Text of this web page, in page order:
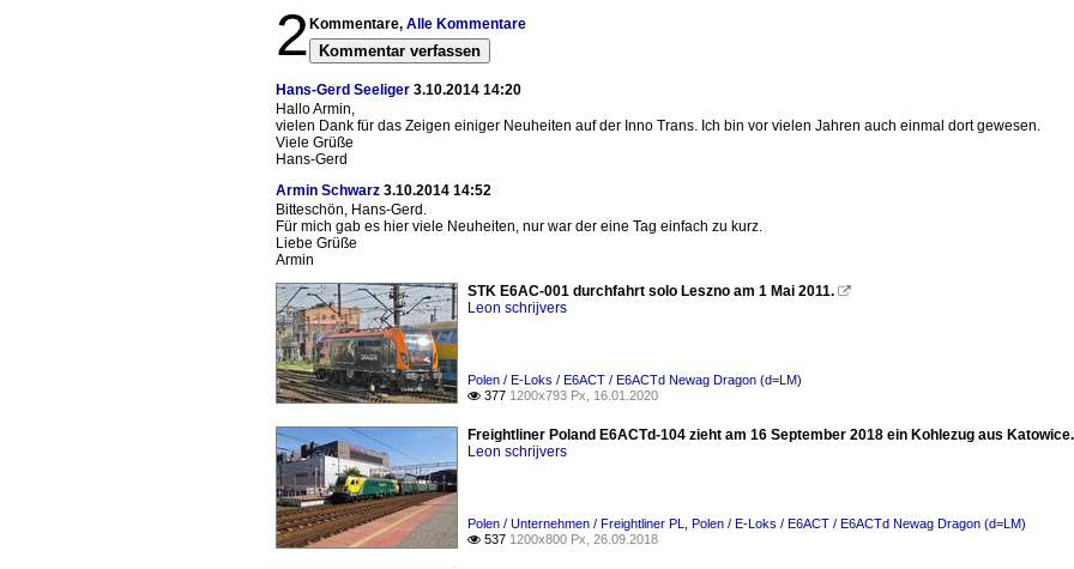
2 Kommentare, Alle Kommentare
Kommentar verfassen
Hans-Gerd Seeliger 3.10.2014 14:20
Hallo Armin,
vielen Dank für das Zeigen einiger Neuheiten auf der Inno Trans. Ich bin vor vielen Jahren auch einmal dort gewesen.
Viele Grüße
Hans-Gerd
Armin Schwarz 3.10.2014 14:52
Bitteschön, Hans-Gerd.
Für mich gab es hier viele Neuheiten, nur war der eine Tag einfach zu kurz.
Liebe Grüße
Armin
STK E6AC-001 durchfahrt solo Leszno am 1 Mai 2011. 
Leon schrijvers
Polen / E-Loks / E6ACT / E6ACTd Newag Dragon (d=LM)
 377 1200x793 Px, 16.01.2020
Freightliner Poland E6ACTd-104 zieht am 16 September 2018 ein Kohlezug aus Katowice.
Leon schrijvers
Polen / Unternehmen / Freightliner PL Polen / E-Loks / E6ACT / E6ACTd Newag Dragon (d=LM)
 537 1200x800 Px, 26.09.2018